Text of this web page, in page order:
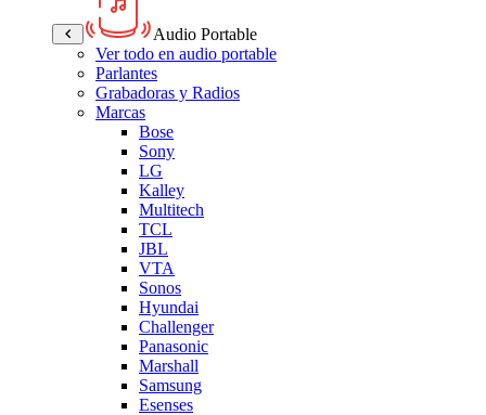
Audio Portable
Ver todo en audio portable
Parlantes
Grabadoras y Radios
Marcas
Bose
Sony
LG
Kalley
Multitech
TCL
JBL
VTA
Sonos
Hyundai
Challenger
Panasonic
Marshall
Samsung
Esenses